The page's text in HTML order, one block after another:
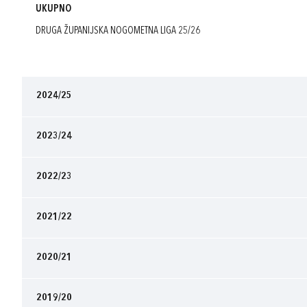
UKUPNO
DRUGA ŽUPANIJSKA NOGOMETNA LIGA 25/26
2024/25
2023/24
2022/23
2021/22
2020/21
2019/20